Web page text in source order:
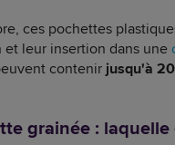
ces pochettes
et leur insertion dans une
contenir jusqu'à
grainée : laquelle